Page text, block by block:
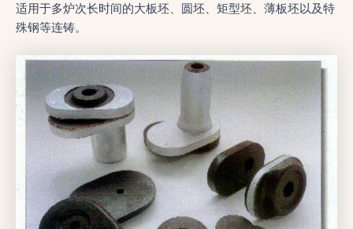
适用于多炉次长时间的大板坯、圆坯、矩型坯、薄板坯以及特
殊钢等连铸。